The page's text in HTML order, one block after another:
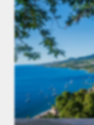
Bretagne